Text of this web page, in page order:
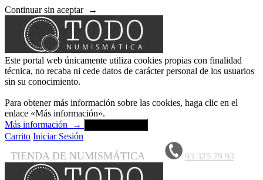
Continuar sin aceptar →
Este portal web únicamente utiliza cookies propias con finalidad
técnica, no recaba ni cede datos de carácter personal de los usuarios
sin su conocimiento.
Para obtener más información sobre las cookies, haga clic en el
enlace «Más información».
Más información
→
Carrito Iniciar Sesión
TIENDA DE NUMISMÁTICA 93 325 79 93